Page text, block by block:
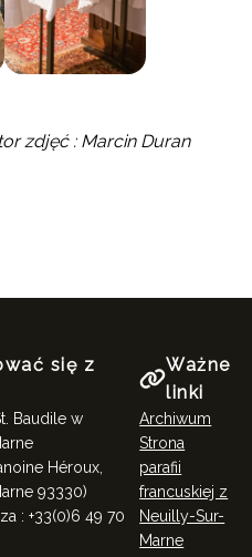
zdjęć : Marcin Duran
się z
Baudile w
Héroux,
93330)
: +33(0)6 49 70
Ważne
linki
Archiwum
Strona
parafii
francuskiej z
Neuilly-Sur-
Marne